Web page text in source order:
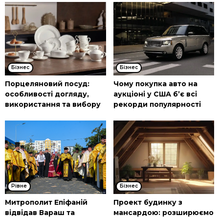
Бізнес
Порцеляновий посуд:
особливості догляду,
використання та вибору
Бізнес
Чому покупка авто на
аукціоні у США б’є всі
рекорди популярності
Рівне
Митрополит Епіфаній
відвідав Вараш та
Бізнес
Проект будинку з
мансардою: розширюємо